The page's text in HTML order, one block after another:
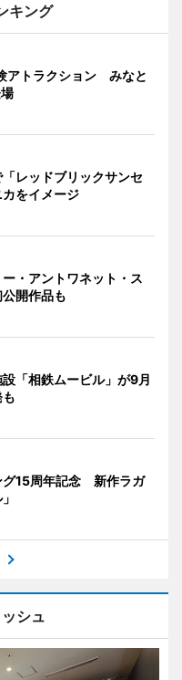
キング
アトラクション みなと
レッドブリックサンセ
をイメージ
・アントワネット・ス
開作品も
「相鉄ムービル」が9月
グ15周年記念 新作ラガ
シュ